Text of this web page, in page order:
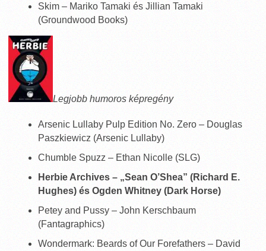
Skim – Mariko Tamaki és Jillian Tamaki
(Groundwood Books)
Legjobb humoros képregény
Arsenic Lullaby Pulp Edition No. Zero – Douglas
Paszkiewicz (Arsenic Lullaby)
Chumble Spuzz – Ethan Nicolle (SLG)
Herbie Archives – „Sean O’Shea” (Richard E.
Hughes) és Ogden Whitney (Dark Horse)
Petey and Pussy – John Kerschbaum
(Fantagraphics)
Wondermark: Beards of Our Forefathers – David